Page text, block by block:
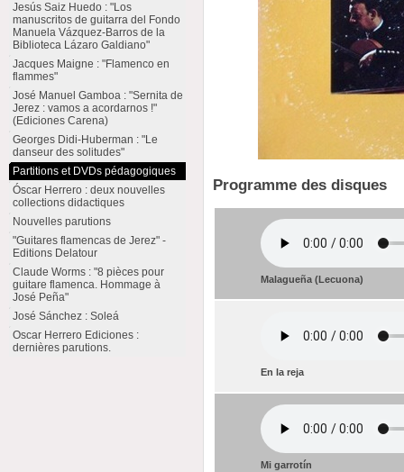
Programme des disques
Malagueña (Lecuona)
En la reja
Mi garrotín
Jesús Saiz Huedo : "Los
manuscritos de guitarra del Fondo
Manuela Vázquez-Barros de la
Biblioteca Lázaro Galdiano"
Jacques Maigne : "Flamenco en
flammes"
José Manuel Gamboa : "Sernita de
Jerez : vamos a acordarnos !"
(Ediciones Carena)
Georges Didi-Huberman : "Le
danseur des solitudes"
Partitions et DVDs pédagogiques
Óscar Herrero : deux nouvelles
collections didactiques
Nouvelles parutions
"Guitares flamencas de Jerez" -
Editions Delatour
Claude Worms : "8 pièces pour
guitare flamenca. Hommage à
José Peña"
José Sánchez : Soleá
Oscar Herrero Ediciones :
dernières parutions.